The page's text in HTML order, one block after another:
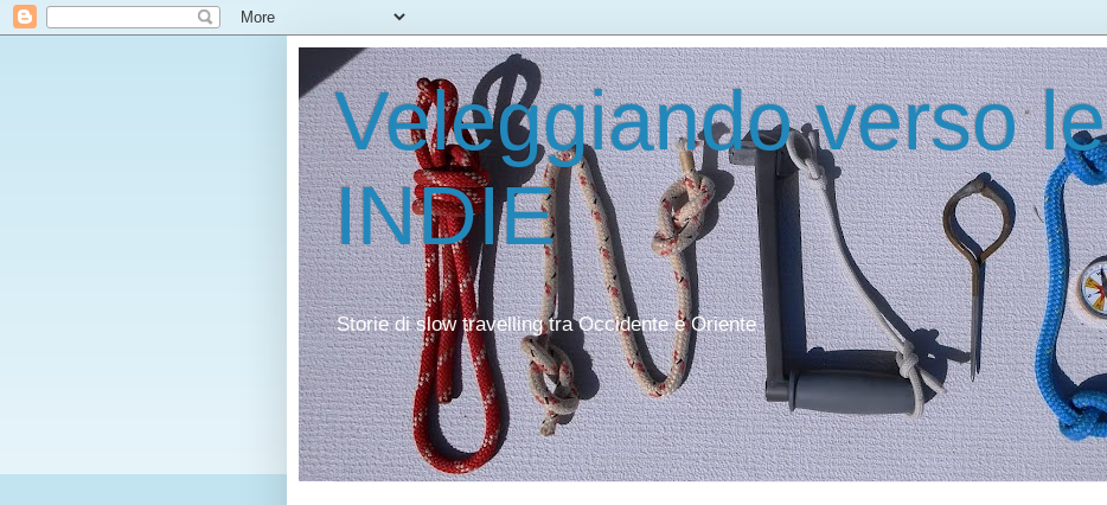
Veleggiando verso le
INDIE
Storie di slow travelling tra Occidente e Oriente